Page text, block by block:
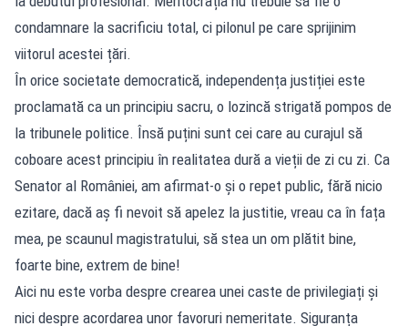
condamnare la sacrificiu total, ci pilonul pe care sprijinim
viitorul acestei țări.
În orice societate democratică, independența justiției este
proclamată ca un principiu sacru, o lozincă strigată pompos de
la tribunele politice. Însă puțini sunt cei care au curajul să
coboare acest principiu în realitatea dură a vieții de zi cu zi. Ca
Senator al României, am afirmat-o și o repet public, fără nicio
ezitare, dacă aș fi nevoit să apelez la justitie, vreau ca în fața
mea, pe scaunul magistratului, să stea un om plătit bine,
foarte bine, extrem de bine!
Aici nu este vorba despre crearea unei caste de privilegiați și
nici despre acordarea unor favoruri nemeritate. Siguranța